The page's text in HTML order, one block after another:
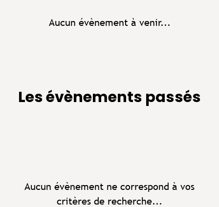
Aucun évènement à venir...
Les évènements passés
Aucun évènement ne correspond à vos
critères de recherche...